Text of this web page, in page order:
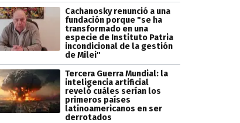
Cachanosky renunció a una
fundación porque "se ha
transformado en una
especie de Instituto Patria
incondicional de la gestión
de Milei"
Tercera Guerra Mundial: la
inteligencia artificial
reveló cuáles serían los
primeros países
latinoamericanos en ser
derrotados